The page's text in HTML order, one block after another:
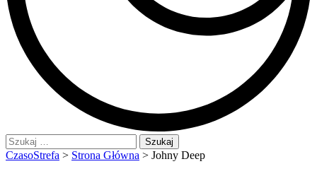
Szukaj:
CzasoStrefa > Strona Główna > Johny Deep